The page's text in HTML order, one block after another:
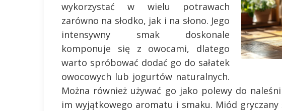
wykorzystać w wielu potrawach
zarówno na słodko, jak i na słono. Jego
intensywny smak doskonale
komponuje się z owocami, dlatego
warto spróbować dodać go do sałatek
owocowych lub jogurtów naturalnych.
Można również używać go jako polewy do
im wyjątkowego aromatu i smaku. Miód